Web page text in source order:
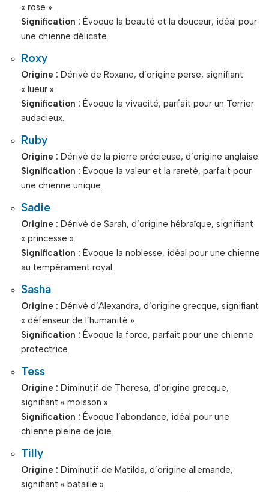
« rose ».
Signification : Évoque la beauté et la douceur, idéal pour
une chienne délicate.
Roxy
Origine : Dérivé de Roxane, d’origine perse, signifiant
« lueur ».
Signification : Évoque la vivacité, parfait pour un Terrier
audacieux.
Ruby
Origine : Dérivé de la pierre précieuse, d’origine anglaise.
Signification : Évoque la valeur et la rareté, parfait pour
une chienne unique.
Sadie
Origine : Dérivé de Sarah, d’origine hébraïque, signifiant
« princesse ».
Signification : Évoque la noblesse, idéal pour une chienne
au tempérament royal.
Sasha
Origine : Dérivé d’Alexandra, d’origine grecque, signifiant
« défenseur de l’humanité ».
Signification : Évoque la force, parfait pour une chienne
protectrice.
Tess
Origine : Diminutif de Theresa, d’origine grecque,
signifiant « moisson ».
Signification : Évoque l’abondance, idéal pour une
chienne pleine de joie.
Tilly
Origine : Diminutif de Matilda, d’origine allemande,
signifiant « bataille ».